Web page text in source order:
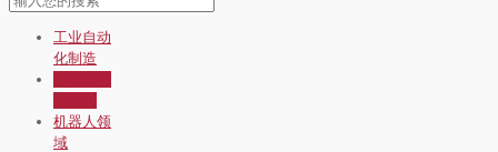
工业自动
化制造
机器人领
域